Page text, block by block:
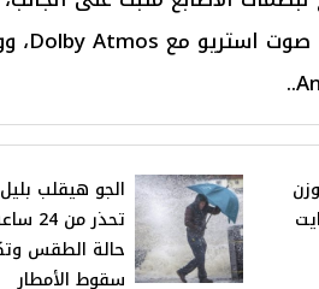
الجو هيقلب
تحذر
حالة الطقس
سقوط الأمطار